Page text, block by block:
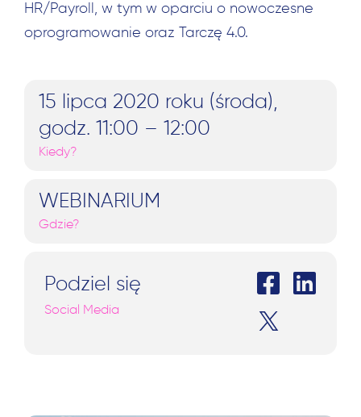
Szukaj:
HR/Payroll, w tym w oparciu o nowoczesne
oprogramowanie oraz Tarczę 4.0.
15 lipca 2020 roku (środa),
godz. 11:00 – 12:00
Kiedy?
WEBINARIUM
Gdzie?
Podziel się
Social Media